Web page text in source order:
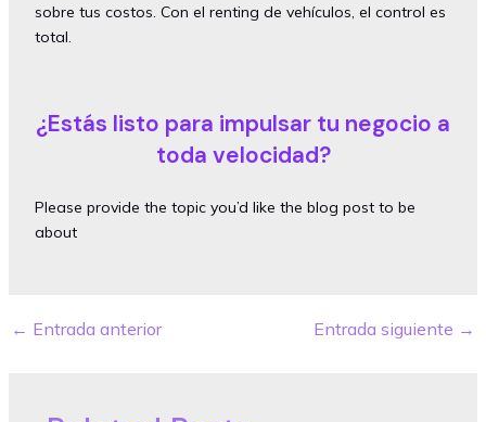
sobre tus costos. Con el renting de vehículos, el control es
total.
¿Estás listo para impulsar tu negocio a
toda velocidad?
Please provide the topic you’d like the blog post to be
about
Post
← Entrada anterior Entrada siguiente →